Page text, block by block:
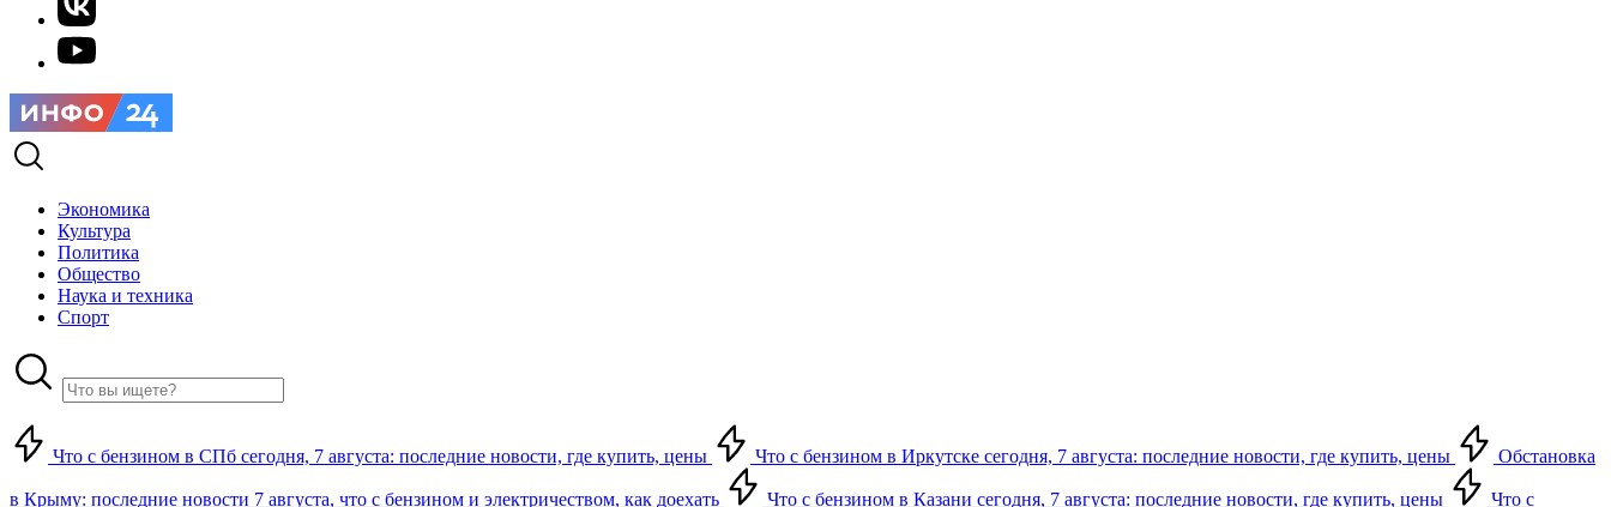
Экономика
Культура
Политика
Общество
Наука и техника
Спорт
Что с бензином в СПб сегодня, 7 августа: последние новости, где купить, цены Что с бензином в Иркутске сегодня, 7 августа: последние новости, где купить, цены Обстановка
в Крыму: последние новости 7 августа, что с бензином и электричеством, как доехать Что с бензином в Казани сегодня, 7 августа: последние новости, где купить, цены
Что с